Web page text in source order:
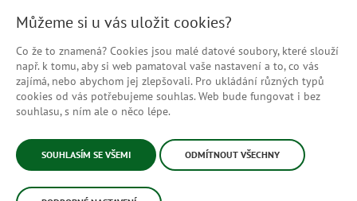
Prohlášení o přístupnosti
Mapa stránek
© Česká správa sociálního zabezpečení
Můžeme si u vás uložit cookies?
Co že to znamená? Cookies jsou malé datové soubory, které slouží
např. k tomu, aby si web pamatoval vaše nastavení a to, co vás
zajímá, nebo abychom jej zlepšovali. Pro ukládání různých typů
cookies od vás potřebujeme souhlas. Web bude fungovat i bez
souhlasu, s ním ale o něco lépe.
SOUHLASÍM SE VŠEMI ODMÍTNOUT VŠECHNY